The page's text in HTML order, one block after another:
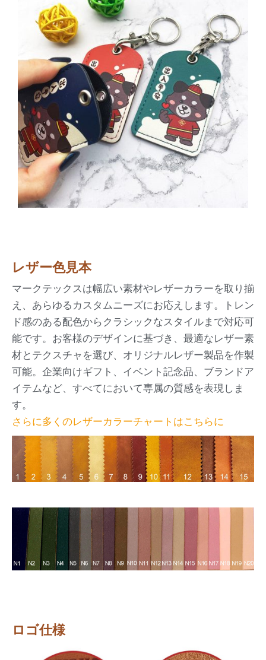
レザー色見本
マークテックスは幅広い素材やレザーカラーを取り揃
え、あらゆるカスタムニーズにお応えします。トレン
ド感のある配色からクラシックなスタイルまで対応可
能です。お客様のデザインに基づき、最適なレザー素
材とテクスチャを選び、オリジナルレザー製品を作製
可能。企業向けギフト、イベント記念品、ブランドア
イテムなど、すべてにおいて専属の質感を表現しま
す。
さらに多くのレザーカラーチャートはこちらに
ロゴ仕様